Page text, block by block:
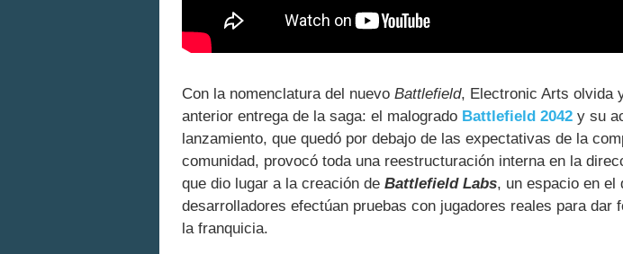
Con la nomenclatura del nuevo Battlefield, Electronic Arts olvida
anterior entrega de la saga: el malogrado Battlefield 2042 y su
lanzamiento, que quedó por debajo de las expectativas de la
comunidad, provocó toda una reestructuración interna en la
que dio lugar a la creación de Battlefield Labs, un espacio en el
desarrolladores efectúan pruebas con jugadores reales para dar
la franquicia.